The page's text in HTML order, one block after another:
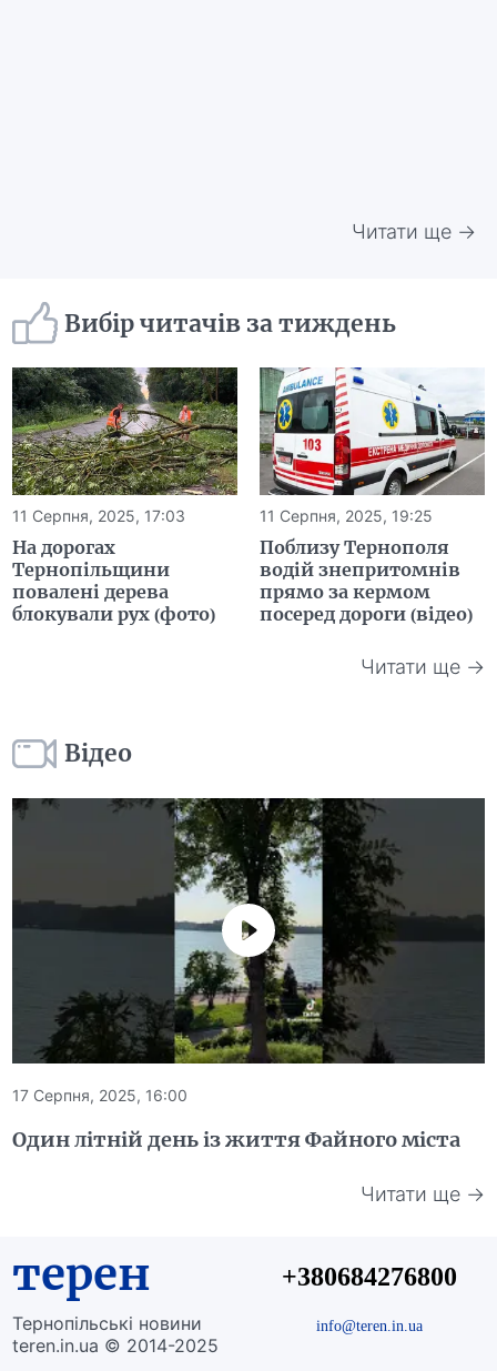
Читати ще →
Вибір читачів за тиждень
11 Серпня, 2025, 17:03
На дорогах
Тернопільщини
повалені дерева
блокували рух (фото)
11 Серпня, 2025, 19:25
Поблизу Тернополя
водій знепритомнів
прямо за кермом
посеред дороги (відео)
Читати ще →
Відео
17 Серпня, 2025, 16:00
Один літній день із життя Файного міста
Читати ще →
терен
Тернопільські новини
teren.in.ua © 2014-2025
+380684276800
info@teren.in.ua